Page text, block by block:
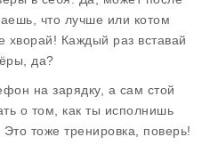
что лучше или котом
хворай! Каждый раз вставай
да?
на зарядку, а сам стой
о том, как ты исполнишь
тоже тренировка, поверь!